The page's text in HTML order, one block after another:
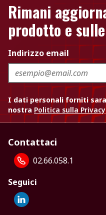
Rimani
prodotto e
Indirizzo email
I dati personali forniti
nostra Politica sulla Privacy
Contattaci
02.66.058.1
Seguici